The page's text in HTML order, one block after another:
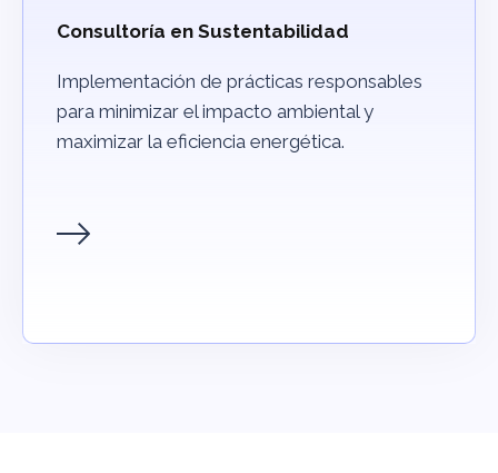
Consultoría en Sustentabilidad
Implementación de prácticas responsables
para minimizar el impacto ambiental y
maximizar la eficiencia energética.